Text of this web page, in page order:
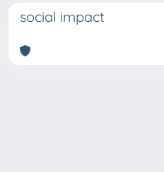
social impact